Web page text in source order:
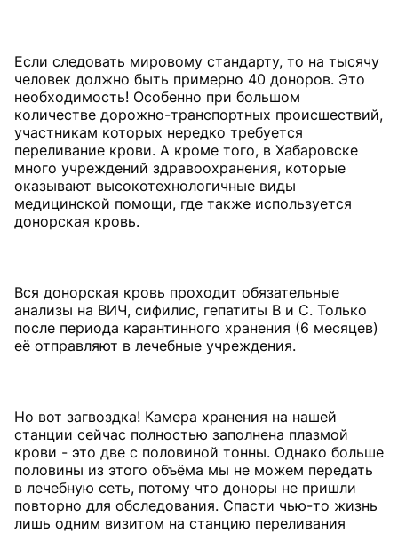
Если следовать мировому стандарту, то на тысячу
человек должно быть примерно 40 доноров. Это
необходимость! Особенно при большом
количестве дорожно-транспортных происшествий,
участникам которых нередко требуется
переливание крови. А кроме того, в Хабаровске
много учреждений здравоохранения, которые
оказывают высокотехнологичные виды
медицинской помощи, где также используется
донорская кровь.
Вся донорская кровь проходит обязательные
анализы на ВИЧ, сифилис, гепатиты В и С. Только
после периода карантинного хранения (6 месяцев)
её отправляют в лечебные учреждения.
Но вот загвоздка! Камера хранения на нашей
станции сейчас полностью заполнена плазмой
крови - это две с половиной тонны. Однако больше
половины из этого объёма мы не можем передать
в лечебную сеть, потому что доноры не пришли
повторно для обследования. Спасти чью-то жизнь
лишь одним визитом на станцию переливания